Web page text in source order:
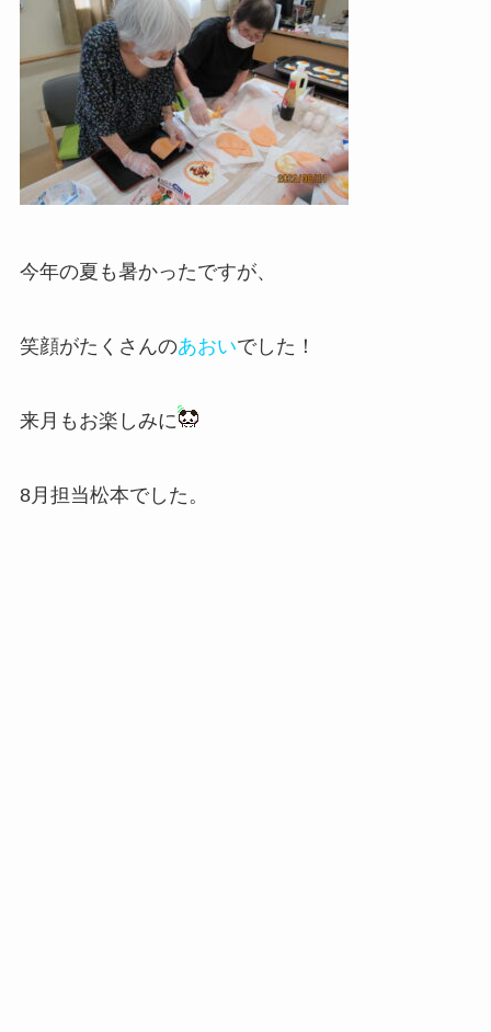
今年の夏も暑かったですが、
笑顔がたくさんのあおいでした！
来月もお楽しみに
8月担当松本でした。